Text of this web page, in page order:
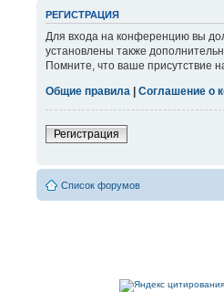
РЕГИСТРАЦИЯ
Для входа на конференцию вы
установлены также
Помните, что ваше присутствие
Общие правила | Соглашение о
Регистрация
Список форумов